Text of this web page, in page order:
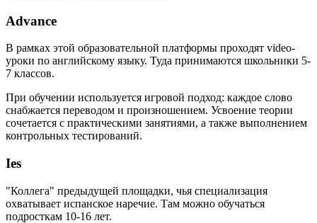
Advance
В рамках этой образовательной платформы проходят video-
уроки по английскому языку. Туда принимаются школьники 5-
7 классов.
При обучении используется игровой подход: каждое слово
снабжается переводом и произношением. Усвоение теории
сочетается с практическими занятиями, а также выполнением
контрольных тестирований.
Ies
"Коллега" предыдущей площадки, чья специализация
охватывает испанское наречие. Там можно обучаться
подросткам 10-16 лет.